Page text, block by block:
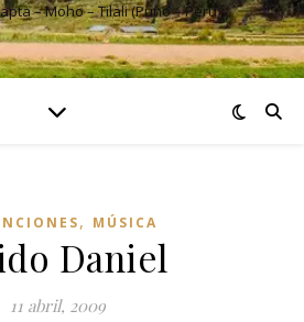
– Moho – Tilali (Puno – Perú)
, MÚSICA
Daniel
11 abril, 2009